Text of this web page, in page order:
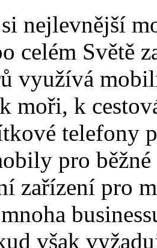
nejlevnější
celém Světě
využívá
moři, k
telefony
pro
zařízení pro
však